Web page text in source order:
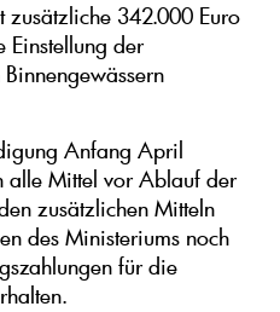
zusätzliche 342.000 Euro
Einstellung der
Anfang April
alle Mittel vor Ablauf der
zusätzlichen Mitteln
des Ministeriums noch
für die